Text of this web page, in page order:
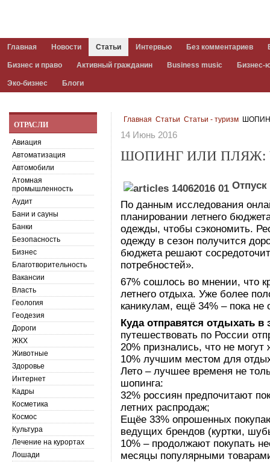
Главная Новости Статьи Интервью Без комментариев
Бизнес и право Активный гражданин Business music Бизнес-
Эко-бизнес Блоги
Главная Статьи Статьи - туризм
14 Июнь 2016
ШОПИНГ ИЛИ ПЛЯЖ:
По данным исследования
планировании летнего
одежды, чтобы сэкономить.
одежду в сезон получится
бюджета решают
потребностей».
67% сошлось во мнении, что
летнего отдыха. Уже более
каникулам, ещё 34% – пока
Куда отправятся отдыхать в
путешествовать по России
20% признались, что не
10% лучшим местом для
Лето – лучшее временя не
шопинга:
32% россиян предпочитают
летних распродаж;
Ещёе 33% опрошенных
ведущих брендов (куртки,
10% – продолжают покупать
месяцы популярными
ОТРАСЛИ
Авиация
Автоматизация
Автомобили
Атомная
промышленность
Аудит
Бани и сауны
Банки
Безопасность
Бизнес
Благотворительность
Вакансии
Власть
Геология
Геодезия
Дороги
ЖКХ
Животные
Здоровье
Интернет
Кадры
Косметика
Космос
Культура
Лечение на курортах
Лошади